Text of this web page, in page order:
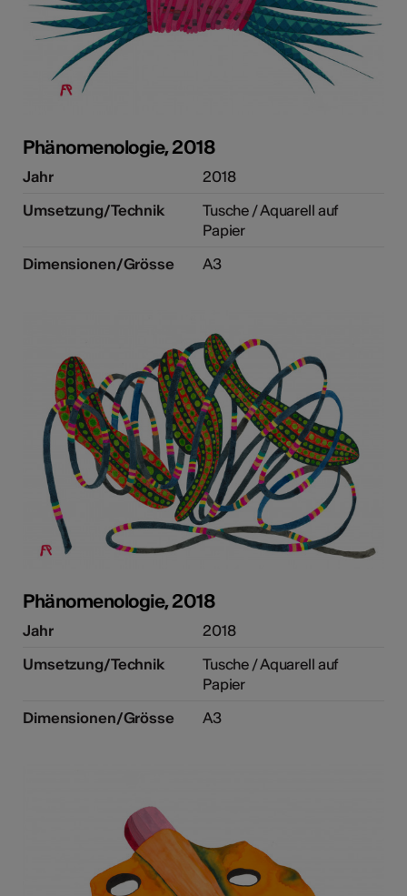
Phänomenologie, 2018
Jahr
2018
Umsetzung/Technik
Tusche / Aquarell auf
Papier
Dimensionen/Grösse
A3
Phänomenologie, 2018
Jahr
2018
Umsetzung/Technik
Tusche / Aquarell auf
Papier
Dimensionen/Grösse
A3